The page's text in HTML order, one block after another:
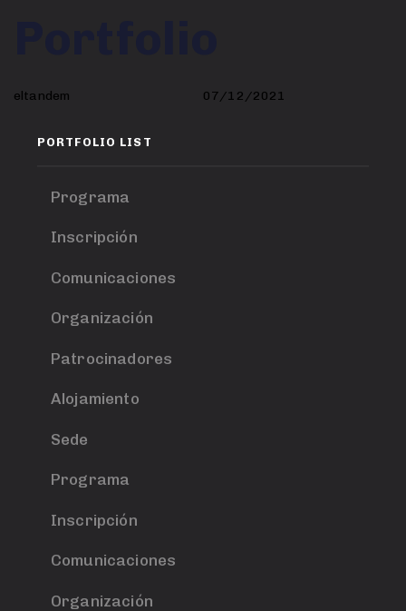
eltandem 07/12/2021
PORTFOLIO LIST
Programa
Inscripción
Comunicaciones
Organización
Patrocinadores
Alojamiento
Sede
Programa
Inscripción
Comunicaciones
Organización